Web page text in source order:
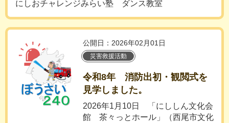
にしおチャレンジみらい塾 ダンス教室
公開日：2026年02月01日
災害救援活動
令和8年 消防出初・観閲式を
見学しました。
2026年1月10日 「にししん文化会
館 茶々っとホール」（西尾市文化